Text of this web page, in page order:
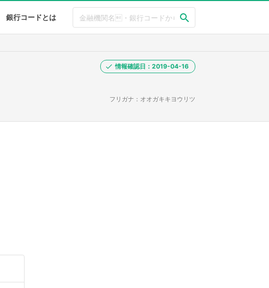
銀行コードとは
フリガナ：オオガキキヨウリツ
情報確認日：2019-04-16